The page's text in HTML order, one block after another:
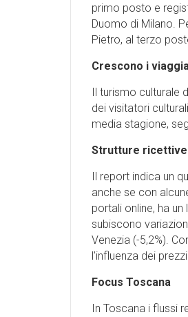
primo posto e
Duomo di Milano.
Pietro, al terzo
Crescono i
Il turismo
dei visitatori
media stagione,
Strutture
Il report indica un
anche se con
portali online, ha
subiscono
Venezia (-5,2%).
l’influenza dei
Focus Toscana
In Toscana i flussi